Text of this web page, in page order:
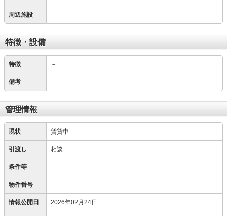
周辺施設
特徴・設備
特徴 －
備考 －
管理情報
現状 賃貸中
引渡し 相談
条件等 －
物件番号 －
情報公開日 2026年02月24日